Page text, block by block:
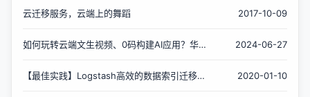
云迁移服务，云端上的舞蹈 2017-10-09
如何玩转云端文生视频、0码构建AI应用？华为
2024-06-27
【最佳实践】Logstash高效的数据索引迁移能
2020-01-10